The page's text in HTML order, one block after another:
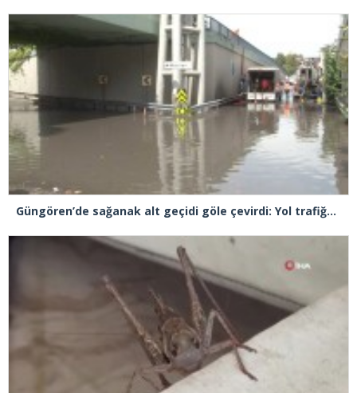
Güngören’de sağanak alt geçidi göle çevirdi: Yol trafiğe kapatıldı